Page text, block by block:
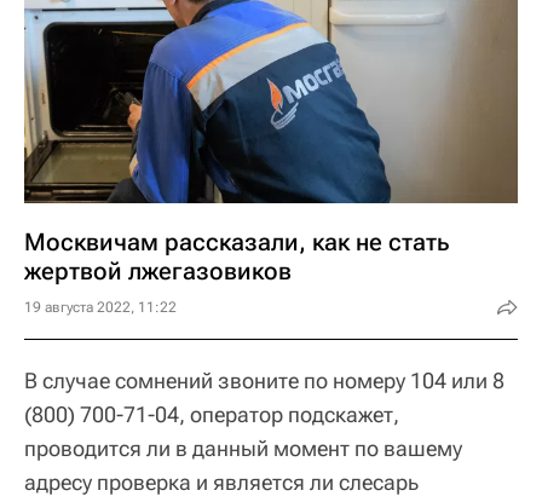
Москвичам рассказали, как не стать
жертвой лжегазовиков
19 августа 2022, 11:22
В случае сомнений звоните по номеру 104 или 8
(800) 700-71-04, оператор подскажет,
проводится ли в данный момент по вашему
адресу проверка и является ли слесарь